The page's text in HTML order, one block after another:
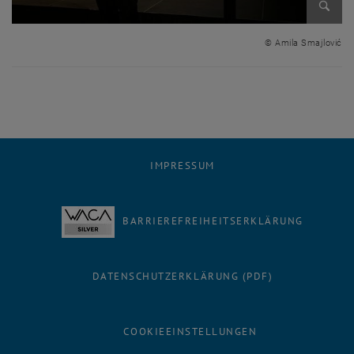
© Amila Smajlović
IMPRESSUM
BARRIEREFREIHEITSERKLÄRUNG
DATENSCHUTZERKLÄRUNG (PDF)
COOKIEEINSTELLUNGEN